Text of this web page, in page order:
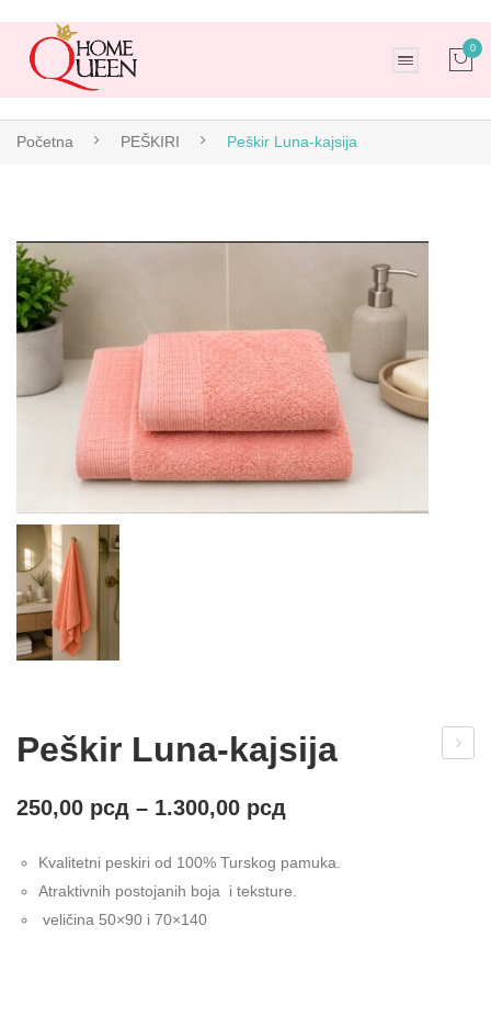
0
Početna
PEŠKIRI Peškir Luna-kajsija
Peškir Luna-kajsija
250,00 рсд – 1.300,00 рсд
Kvalitetni peskiri od 100% Turskog pamuka.
Atraktivnih postojanih boja i teksture.
veličina 50×90 i 70×140